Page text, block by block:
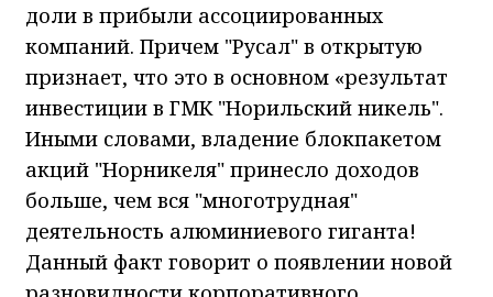
доли в прибыли ассоциированных
компаний. Причем "Русал" в открытую
признает, что это в основном «результат
инвестиции в ГМК "Норильский никель".
Иными словами, владение блокпакетом
акций "Норникеля" принесло доходов
больше, чем вся "многотрудная"
деятельность алюминиевого гиганта!
Данный факт говорит о появлении новой